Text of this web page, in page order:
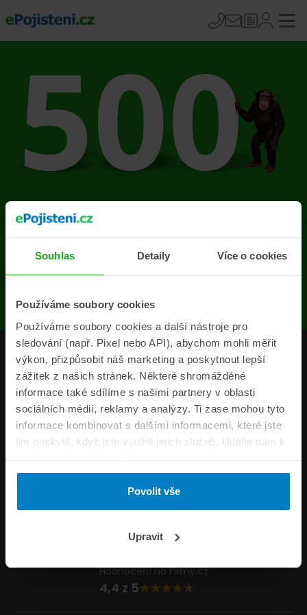
Souhlas Detaily Více o cookies
Používáme soubory cookies
Používáme soubory cookies a další nástroje pro
sledování (např. Pixel nebo API), abychom mohli měřit
výkon, přizpůsobit náš marketing a poskytnout lepší
zážitek z našich stránek. Některé shromážděné
informace také sdílíme s našimi partnery v oblasti
sociálních médií, reklamy a analýzy. Ti zase mohou tyto
informace kombinovat s dalšími informacemi, které jste
jim poskytli, když jste využili jejich služeb. Udělte nám k
tomu prosím svůj souhlas.
Povolit vše
Upravit
Na stránce se vyskytla
chyba
Produkty
Pojišťovny
Informace
ePojisteni.cz
Formuláře
Napište nám
Hodnocení na Firmy.cz
4,4 z 5